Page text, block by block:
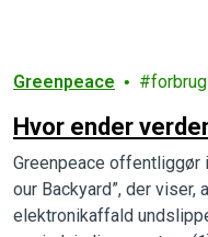
Greenpeace forbrug
Hvor ender
Greenpeace offentliggør
our Backyard”, der
elektronikaffald